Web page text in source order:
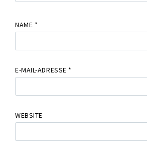
NAME *
E-MAIL-ADRESSE *
WEBSITE